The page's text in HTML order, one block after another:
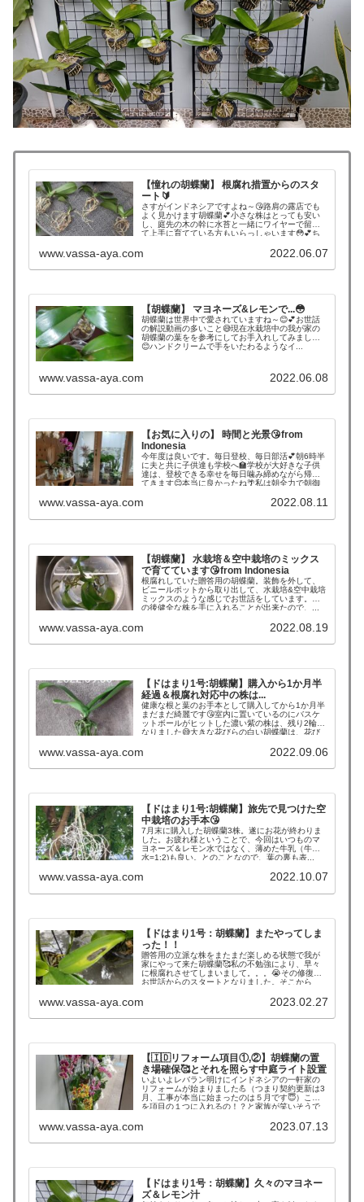
【憧れの胡蝶蘭】 根腐れ措置からのスタ
ート🔰
さすがインドネシアですよね～😘路肩の露店でも
よく見かけます胡蝶蘭💕小さな株はとっても安い
し、庭先の木の幹に水苔と一緒にワイヤーで留め
て上手に育てている方もいらっしゃいます😳💕ち
www.vassa-aya.com 2022.06.07
【胡蝶蘭】 マヨネーズ&レモンで...😳
胡蝶蘭は世界中で愛されていますね～😊💕お世話
の解説動画の多いこと😅現在水栽培中の我が家の
胡蝶蘭の葉をを参考にしてお手入れしてみました
😊ハンドクリームで手をいたわるようなイ...
www.vassa-aya.com 2022.06.08
【お気に入りの】 時間と光景😘from
Indonesia
今年度は良いです。毎日登校、毎日部活💕朝6時半
に夫と共に子供達も学校へ🏫学校が大好きな子供
達は、登校できる幸せを毎日噛み締めながら帰っ
てきます😊本当に良かったね🌴私は朝全力で朝御
www.vassa-aya.com 2022.08.11
【胡蝶蘭】 水栽培＆空中栽培のミックス
で育てています😘from Indonesia
根腐れしていた贈答用の胡蝶蘭。装飾を外して、
ビニールポットから取り出して、水栽培&空中栽培
ミックスのような感じでお世話をしています。そ
の後健全な株を手に入れることが出来たので、...
www.vassa-aya.com 2022.08.19
【ドはまり1号:胡蝶蘭】購入から1か月半
経過＆根腐れ対応中の株は...
健康な根と葉のお手本として購入してから1か月半
まだまだ綺麗です😘室内に置いているのにバスケ
ットボールがヒットした濃い紫の株は、残り2輪と
なりました😅大きな花びらの白い胡蝶蘭は、花び
www.vassa-aya.com 2022.09.06
【ドはまり1号:胡蝶蘭】旅先で見つけた空
中栽培のお手本😘
7月末に購入した胡蝶蘭3株。遂にお花が終わりま
した。お疲れ様ということで、今回はいつものマ
ヨネーズ＆レモン水ではなく、薄めた牛乳（牛乳:
水=1:2)も良い。とのことなので、葉の裏も表...
www.vassa-aya.com 2022.10.07
【ドはまり1号：胡蝶蘭】またやってしま
った！！
贈答用の立派な株をまたまだ楽しめる状態で我が
家にやって来た胡蝶蘭🥰私の不勉強により、早々
に根腐れさせてしまいまして。。。😭その修復の
お世話からのスタートとなりました。そこから
www.vassa-aya.com 2023.02.27
【🇮🇩リフォーム項目①,②】胡蝶蘭の置
き場確保🥰とそれを照らす中庭ライト設置
いよいよレバラン明けにインドネシアの一軒家の
リフォームが始まりました💪（つまり契約更新は3
月、工事が本当に始まったのは５月です😇）これ
を項目の１つに入れるの！？と家族が笑いそうで
www.vassa-aya.com 2023.07.13
【ドはまり1号：胡蝶蘭】久々のマヨネー
ズ＆レモン汁